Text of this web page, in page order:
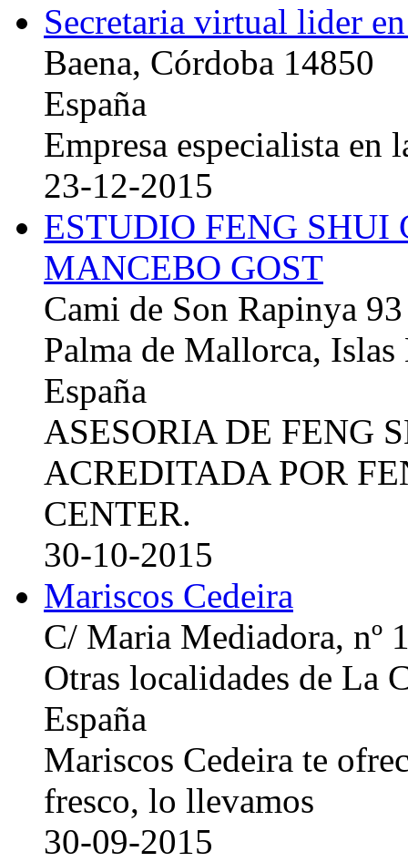
Secretaria virtual lider
Baena, Córdoba 14850
España
Empresa especialista en
23-12-2015
ESTUDIO FENG
MANCEBO GOST
Cami de Son Rapinya 93
Palma de Mallorca, Islas
España
ASESORIA DE FENG
ACREDITADA POR
CENTER.
30-10-2015
Mariscos Cedeira
C/ Maria Mediadora, nº
Otras localidades de La
España
Mariscos Cedeira te
fresco, lo llevamos
30-09-2015